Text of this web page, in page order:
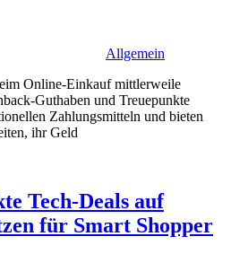
Allgemein
Online-Einkauf mittlerweile
Guthaben und Treuepunkte
Zahlungsmitteln und bieten
ihr Geld
Tech-Deals auf
für Smart Shopper